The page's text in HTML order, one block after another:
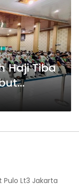
Haji Tiba
Lt3 Jakarta